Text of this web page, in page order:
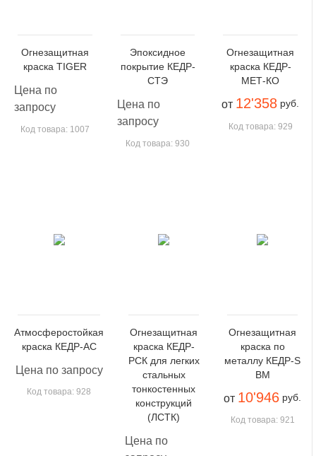
Огнезащитная
краска TIGER
Цена по
запросу
Код товара: 1007
Эпоксидное
покрытие КЕДР-
СТЭ
Цена по
запросу
Код товара: 930
Огнезащитная
краска КЕДР-
МЕТ-КО
от 12'358 руб.
Код товара: 929
Атмосферостойкая
краска КЕДР-АС
Цена по запросу
Код товара: 928
Огнезащитная
краска КЕДР-
РСК для легких
стальных
тонкостенных
конструкций
(ЛСТК)
Цена по
Огнезащитная
краска по
металлу КЕДР-S
BM
от 10'946 руб.
Код товара: 921